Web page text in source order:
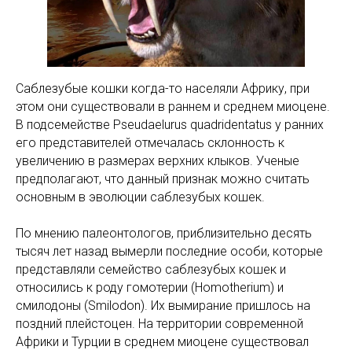
Саблезубые кошки когда-то населяли Африку, при
этом они существовали в раннем и среднем миоцене.
В подсемействе Pseudaelurus quadridentatus у ранних
его представителей отмечалась склонность к
увеличению в размерах верхних клыков. Ученые
предполагают, что данный признак можно считать
основным в эволюции саблезубых кошек.
По мнению палеонтологов, приблизительно десять
тысяч лет назад вымерли последние особи, которые
представляли семейство саблезубых кошек и
относились к роду гомотерии (Homotherium) и
смилодоны (Smilodon). Их вымирание пришлось на
поздний плейстоцен. На территории современной
Африки и Турции в среднем миоцене существовал